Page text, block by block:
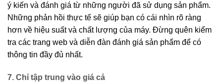
ý kiến và đánh giá từ những người đã sử dụng sản phẩm.
Những phản hồi thực tế sẽ giúp bạn có cái nhìn rõ ràng
hơn về hiệu suất và chất lượng của máy. Đừng quên kiểm
tra các trang web và diễn đàn đánh giá sản phẩm để có
thông tin đầy đủ nhất.
7. Chỉ tập trung vào giá cả